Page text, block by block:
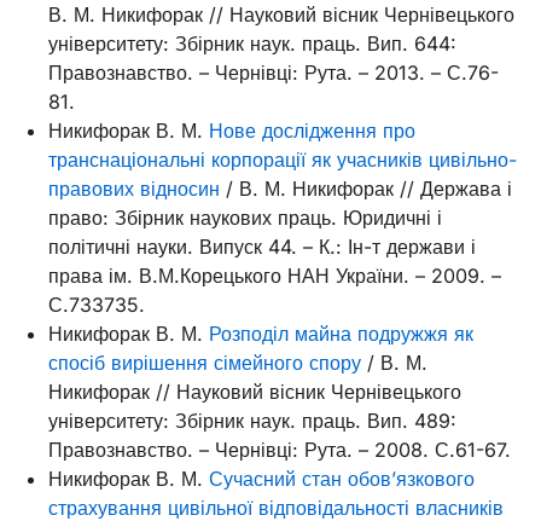
В. М. Никифорак // Науковий вісник Чернівецького
університету: Збірник наук. праць. Вип. 644:
Правознавство. – Чернівці: Рута. – 2013. – С.76-
81.
Никифорак В. М. Нове дослідження про
транснаціональні корпорації як учасників цивільно-
правових відносин / В. М. Никифорак // Держава і
право: Збірник наукових праць. Юридичні і
політичні науки. Випуск 44. – К.: Ін-т держави і
права ім. В.М.Корецького НАН України. – 2009. –
С.733735.
Никифорак В. М. Розподіл майна подружжя як
спосіб вирішення сімейного спору / В. М.
Никифорак // Науковий вісник Чернівецького
університету: Збірник наук. праць. Вип. 489:
Правознавство. – Чернівці: Рута. – 2008. С.61-67.
Никифорак В. М. Сучасний стан обов’язкового
страхування цивільної відповідальності власників